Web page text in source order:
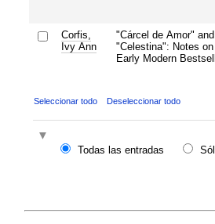
Corfis,
Ivy Ann
"Cárcel de Amor" and
"Celestina": Notes on
Early Modern
Seleccionar todo Deseleccionar todo
Todas las entradas